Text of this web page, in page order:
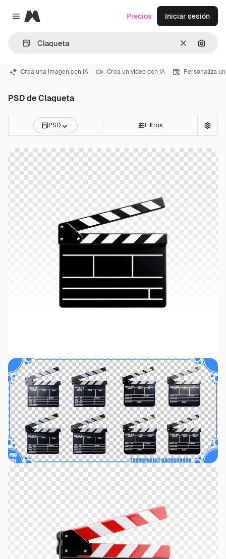
Close menu
Magnific
Borrar
Precios Iniciar sesión
Crea una imagen con IA Crea un vídeo con IA Personaliza
PSD de Claqueta
PSD Filtros